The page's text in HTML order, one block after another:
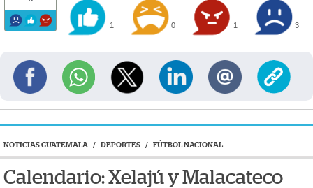
1 0 1 3
NOTICIAS GUATEMALA / DEPORTES / FÚTBOL NACIONAL
Calendario: Xelajú y Malacateco